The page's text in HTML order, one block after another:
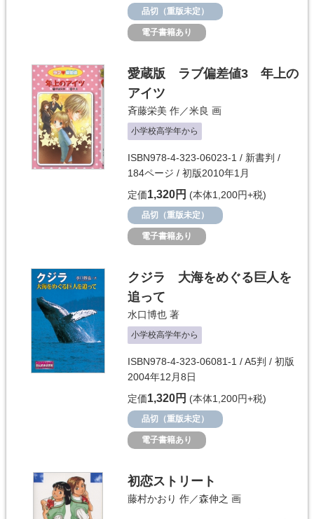
品切（重版未定）
電子書籍あり
愛蔵版 ラブ偏差値3 年上の
アイツ
斉藤栄美 作／米良 画
小学校高学年から
ISBN978-4-323-06023-1 / 新書判 /
184ページ / 初版2010年1月
定価1,320円 (本体1,200円+税)
品切（重版未定）
電子書籍あり
クジラ 大海をめぐる巨人を
追って
水口博也 著
小学校高学年から
ISBN978-4-323-06081-1 / A5判 / 初版
2004年12月8日
定価1,320円 (本体1,200円+税)
品切（重版未定）
電子書籍あり
初恋ストリート
藤村かおり 作／森伸之 画